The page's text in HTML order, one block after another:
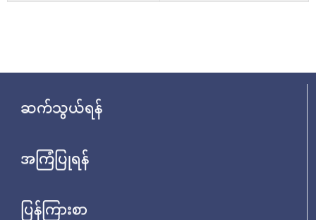
ဆက်သွယ်ရန်
အကြံပြုရန်
ပြန်ကြားစာ